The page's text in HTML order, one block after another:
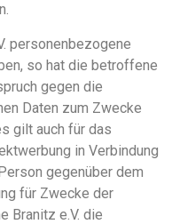
personenbezogene
so hat die betroffene
gegen die
Daten zum Zwecke
gilt auch für das
in Verbindung
gegenüber dem
für Zwecke der
Branitz e.V. die